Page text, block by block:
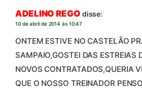
ADELINO REGO disse:
10 de abril de 2014 às 10:47
ONTEM ESTIVE NO CASTELÃO
SAMPAIO,GOSTEI DAS ESTREIAS
NOVOS CONTRATADOS,QUERIA
QUE O NOSSO TREINADOR